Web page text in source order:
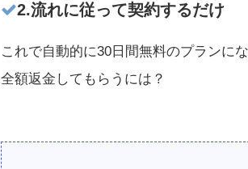
2.流れに従って契約するだけ
これで自動的に30日間無料のプランにな
全額返金してもらうには？